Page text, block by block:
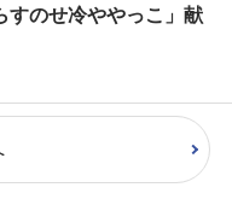
すのせ冷ややっこ」献